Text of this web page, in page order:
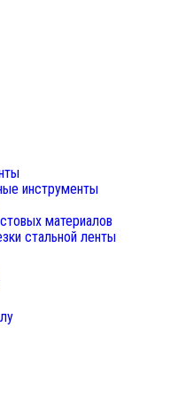
инструменты
материалов
стальной ленты